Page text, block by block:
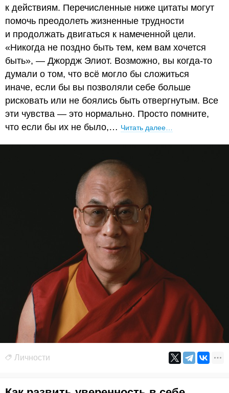
к действиям. Перечисленные ниже цитаты могут
помочь преодолеть жизненные трудности
и продолжать двигаться к намеченной цели.
«Никогда не поздно быть тем, кем вам хочется
быть», — Джордж Элиот. Возможно, вы когда-то
думали о том, что всё могло бы сложиться
иначе, если бы вы позволяли себе больше
рисковать или не боялись быть отвергнутым. Все
эти чувства — это нормально. Просто помните,
что если бы их не было,… Читать далее…
Личности